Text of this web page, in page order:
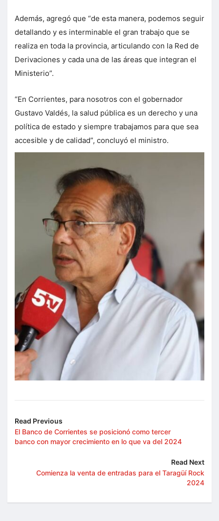
Además, agregó que “de esta manera, podemos seguir
detallando y es interminable el gran trabajo que se
realiza en toda la provincia, articulando con la Red de
Derivaciones y cada una de las áreas que integran el
Ministerio”.
“En Corrientes, para nosotros con el gobernador
Gustavo Valdés, la salud pública es un derecho y una
política de estado y siempre trabajamos para que sea
accesible y de calidad”, concluyó el ministro.
Read Previous
El Banco de Corrientes se posicionó como tercer
banco con mayor crecimiento en lo que va del 2024
Read Next
Comienza la venta de entradas para el Taragüí Rock
2024